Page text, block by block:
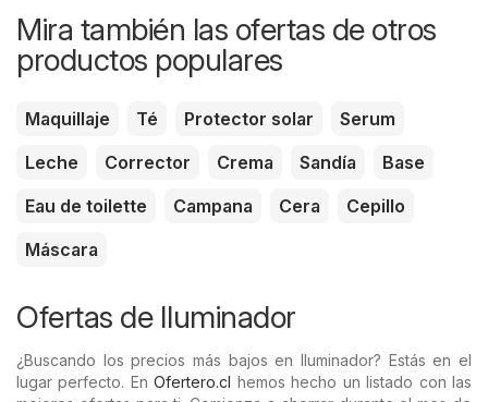
Mira también las ofertas de otros
productos populares
Maquillaje Té Protector solar
Serum
Leche
Corrector Crema Sandía
Base
Eau de toilette
Campana Cera
Cepillo
Máscara
Ofertas de Iluminador
¿Buscando los precios más bajos en Iluminador? Estás en el
lugar perfecto. EnOfertero.cl hemos hecho un listado con las